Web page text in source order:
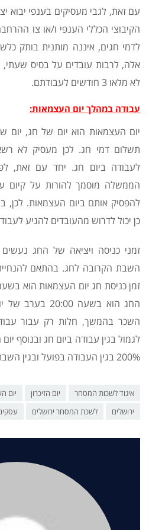
עם זאת, לגבי מעסיקים בענפי יבוא
הקיבוצי הכללי הענפי ו/או צו
לדמי חגים, איננה מותנית בותק
אלה, לרבות עובדים על בסיס שעתי,
לא מלאו 3 חודשים לעבודתם.
עבודה במהלך יום העצמאות:
יום העצמאות הוא יום של חג, יום
תשלום דמי חג. לכן מעסיק לא
לעבודה ביום חג. יחד עם זאת,
הממשלה מוסמך להורות על קיום
להפסיק אותם ביום העצמאות. לכן,
כן יכול לדרוש מהעובדים להגיע
זמני כניסה ויציאה של החג
השבת הקרובה לחג. בהתאם
החג הוא בשעה
השכר בהמשך, חלות רק עבור
לגמול בגין עבודה ביום חג ובנוסף
200% בגין העבודה בפועל ובגין השבתון).
איגוד לשכות המסחר יום הזיכרון יום
ירושלים
לשכת המסחר ירושלים